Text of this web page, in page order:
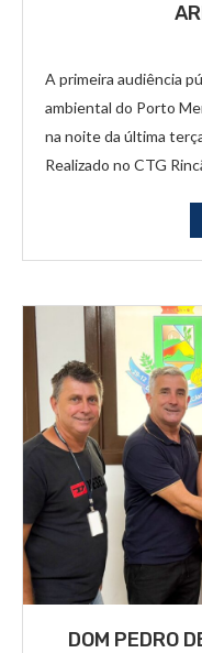
A primeira audiência
ambiental do Porto
na noite da última
Realizado no CTG
DOM PEDRO